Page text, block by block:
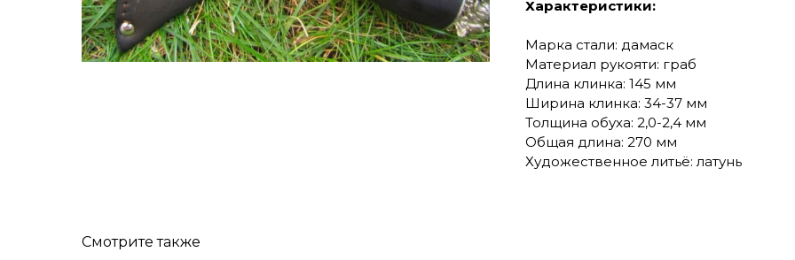
Характеристики:
Марка стали: дамаск
Материал рукояти: граб
Длина клинка: 145 мм
Ширина клинка: 34-37 мм
Толщина обуха: 2,0-2,4 мм
Общая длина: 270 мм
Художественное литьё: латунь
Смотрите также